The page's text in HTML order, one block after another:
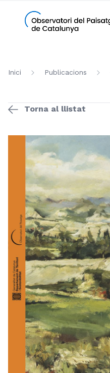
Inici Publicacions
Torna al llistat